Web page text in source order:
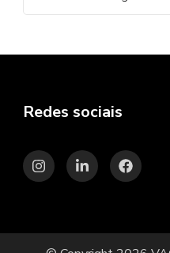
Redes sociais